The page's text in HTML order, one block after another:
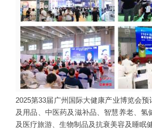
2025第33届广州国际大健康产业博览会
及用品、中医药及滋补品、智慧养老、
及医疗旅游、生物制品及抗衰美容及睡眠